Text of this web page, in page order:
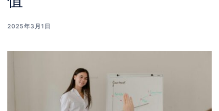
2025年3月1日